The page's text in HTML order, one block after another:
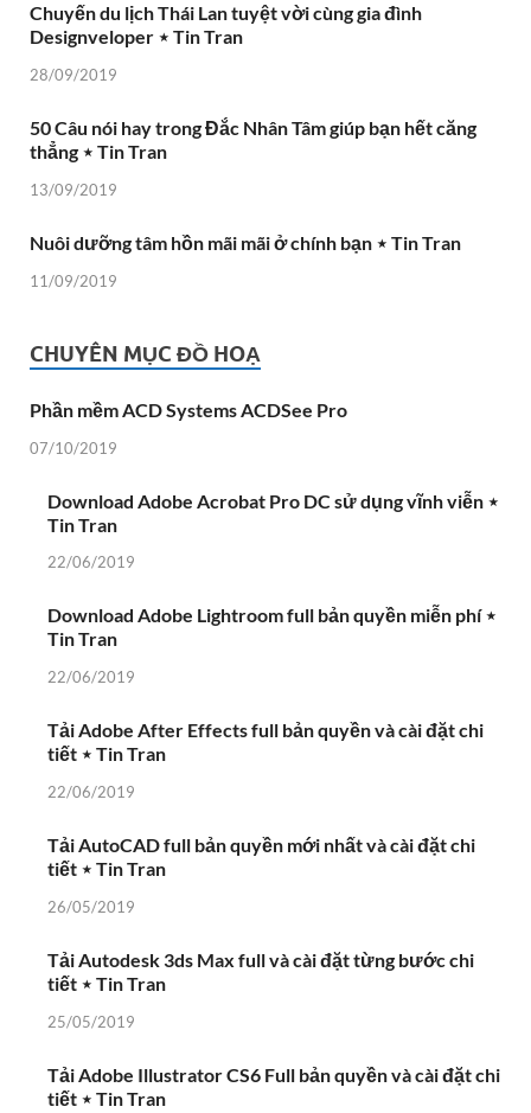
Chuyến du lịch Thái Lan tuyệt vời cùng gia đình
Designveloper ⋆ Tin Tran
28/09/2019
50 Câu nói hay trong Đắc Nhân Tâm giúp bạn hết căng
thẳng ⋆ Tin Tran
13/09/2019
Nuôi dưỡng tâm hồn mãi mãi ở chính bạn ⋆ Tin Tran
11/09/2019
CHUYÊN MỤC ĐỒ HOẠ
Phần mềm ACD Systems ACDSee Pro
07/10/2019
Download Adobe Acrobat Pro DC sử dụng vĩnh viễn ⋆
Tin Tran
22/06/2019
Download Adobe Lightroom full bản quyền miễn phí ⋆
Tin Tran
22/06/2019
Tải Adobe After Effects full bản quyền và cài đặt chi
tiết ⋆ Tin Tran
22/06/2019
Tải AutoCAD full bản quyền mới nhất và cài đặt chi
tiết ⋆ Tin Tran
26/05/2019
Tải Autodesk 3ds Max full và cài đặt từng bước chi
tiết ⋆ Tin Tran
25/05/2019
Tải Adobe Illustrator CS6 Full bản quyền và cài đặt chi
tiết ⋆ Tin Tran